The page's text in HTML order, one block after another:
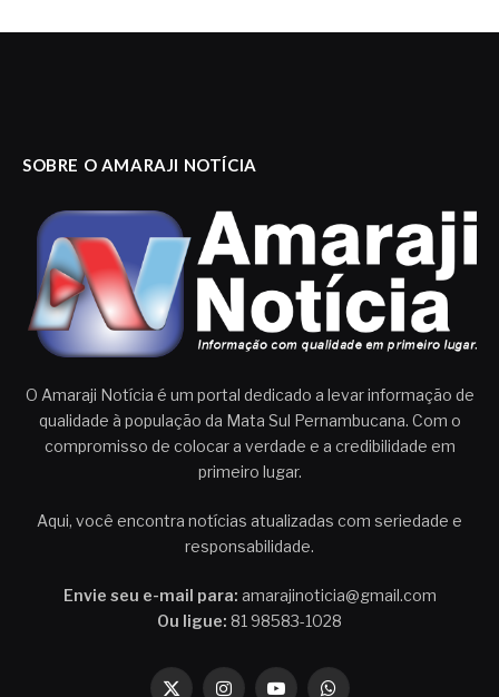
SOBRE O AMARAJI NOTÍCIA
O Amaraji Notícia é um portal dedicado a levar informação de
qualidade à população da Mata Sul Pernambucana. Com o
compromisso de colocar a verdade e a credibilidade em
primeiro lugar.
Aqui, você encontra notícias atualizadas com seriedade e
responsabilidade.
Envie seu e-mail para: amarajinoticia@gmail.com
Ou ligue: 81 98583-1028